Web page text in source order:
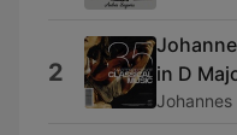
2
in D
Johannes